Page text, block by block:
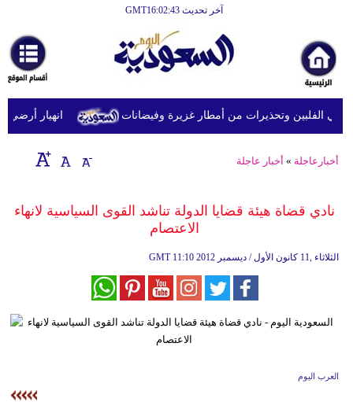
آخر تحديث GMT16:02:43
أخبارعاجلة
رياضة
ثقافة
إقتصاد
وموسيقى
ديكور
انهيار أرضي يودي بحياة 14 شخصًا داخل الفلبين وتحذيرات من أمطار غزيرة وفيضانات
أخبارعاجلة » أخبار عاجلة
نادي قضاة هيئة قضايا الدولة تناشد القوى السياسية لانهاء
الاعتصام
GMT 11:10 2012 الثلاثاء ,11 كانون الأول / ديسمبر
العرب اليوم